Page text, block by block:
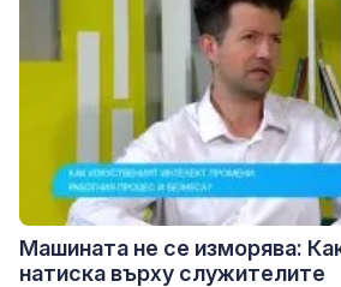
Машината не се изморява:
натиска върху служителите